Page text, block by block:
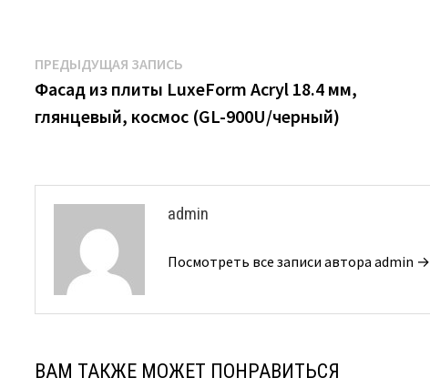
Навигация
по
записям
ПРЕДЫДУЩАЯ ЗАПИСЬ
запись:
Фасад из плиты LuxeForm Acryl 18.4 мм,
глянцевый, космос (GL-900U/черный)
admin
Посмотреть все записи автора admin →
ВАМ ТАКЖЕ МОЖЕТ ПОНРАВИТЬСЯ